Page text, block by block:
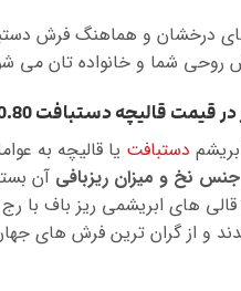
درخشان و هماهنگ فرش
روحی شما و خانواده تان می
قالیچه دستبافت 0.80 در 1.30
دستبافت یا قالیچه به
نخ و میزان ریزبافی آن
های ابریشمی ریز باف با رج
و از گران ترین فرش های